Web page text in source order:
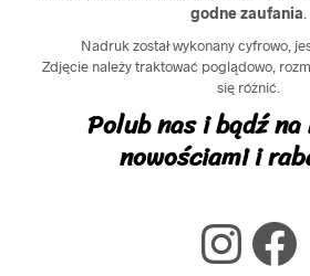
godne zaufania
Nadruk został wykonany cyfrowo,
Zdjęcie należy traktować poglądowo,
się różnić.
Polub nas i bądź
nowościami i